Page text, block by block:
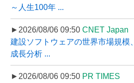
～人生100年 ...
►2026/08/06 09:50 CNET Japan
建設ソフトウェアの世界市場規模
成長分析 ...
►2026/08/06 09:50 PR TIMES